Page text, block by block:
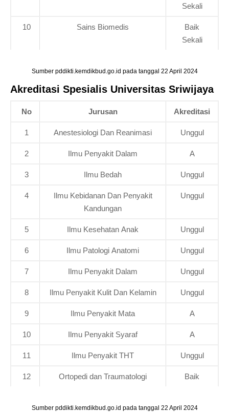
Sekali
10 Sains Biomedis
Baik
Sekali
Sumber pddikti.kemdikbud.go.id pada tanggal 22 April 2024
Akreditasi Spesialis Universitas Sriwijaya
No Jurusan Akreditasi
1 Anestesiologi Dan Reanimasi Unggul
2 Ilmu Penyakit Dalam A
3 Ilmu Bedah Unggul
4
Ilmu Kebidanan Dan Penyakit
Kandungan
Unggul
5 Ilmu Kesehatan Anak Unggul
6 Ilmu Patologi Anatomi Unggul
7 Ilmu Penyakit Dalam Unggul
8 Ilmu Penyakit Kulit Dan Kelamin Unggul
9 Ilmu Penyakit Mata A
10 Ilmu Penyakit Syaraf A
11 Ilmu Penyakit THT Unggul
12 Ortopedi dan Traumatologi Baik
Sumber pddikti.kemdikbud.go.id pada tanggal 22 April 2024